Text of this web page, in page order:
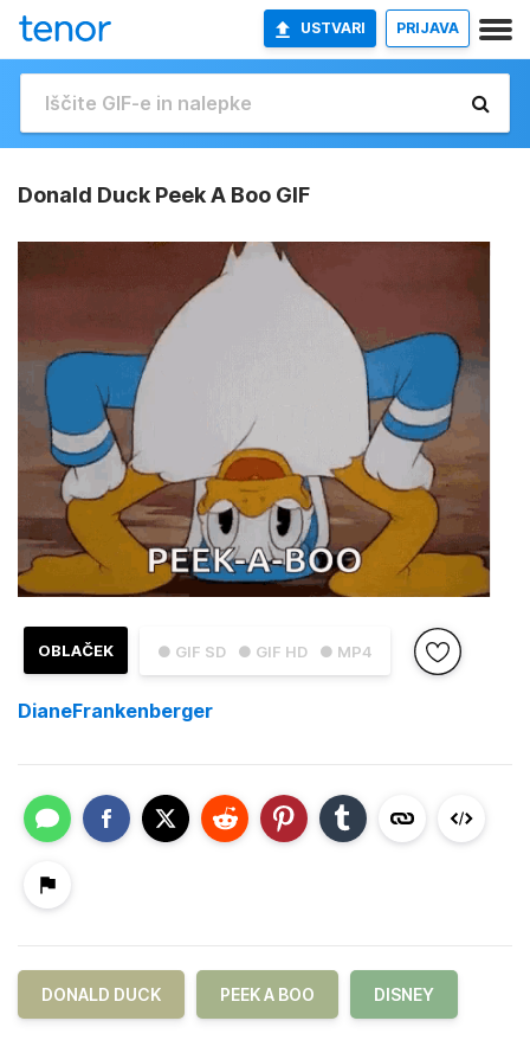
USTVARI PRIJAVA
Donald Duck Peek A Boo GIF
● GIF SD ● GIF HD ● MP4
OBLAČEK
DianeFrankenberger
DONALD DUCK PEEK A BOO DISNEY